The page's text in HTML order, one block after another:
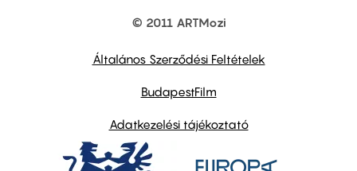
© 2011 ARTMozi
Általános Szerződési Feltételek
BudapestFilm
Adatkezelési tájékoztató